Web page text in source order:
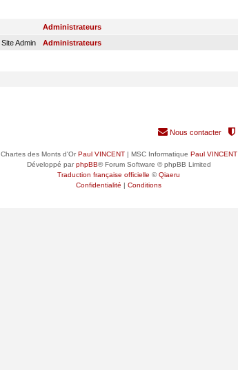
Administrateurs
Site Admin
Administrateurs
Nous contacter
Chartes des Monts d'OrPaul VINCENT| MSC Informatique Paul VINCENT
Développé parphpBB® Forum Software © phpBB Limited
Traduction française officielle ©Qiaeru
Confidentialité | Conditions